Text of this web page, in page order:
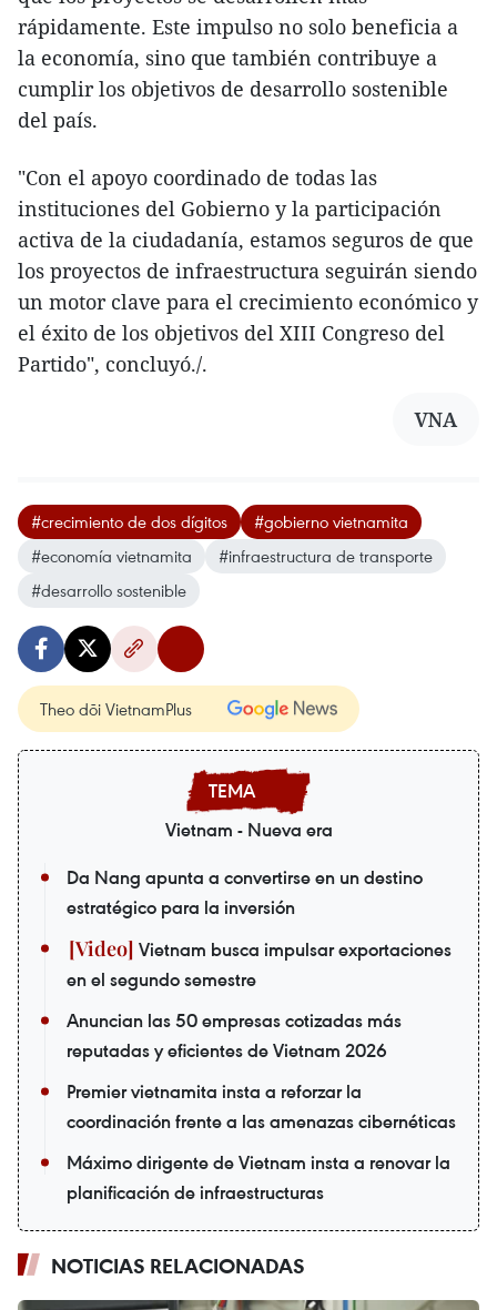
rápidamente. Este impulso no solo beneficia a
la economía, sino que también contribuye a
cumplir los objetivos de desarrollo sostenible
del país.
"Con el apoyo coordinado de todas las
instituciones del Gobierno y la participación
activa de la ciudadanía, estamos seguros de que
los proyectos de infraestructura seguirán siendo
un motor clave para el crecimiento económico y
el éxito de los objetivos del XIII Congreso del
Partido", concluyó./.
VNA
#crecimiento de dos dígitos
#gobierno vietnamita
#economía vietnamita
#infraestructura de transporte
#desarrollo sostenible
Theo dõi VietnamPlus
Vietnam - Nueva era
Da Nang apunta a convertirse en un destino
estratégico para la inversión
Vietnam busca impulsar exportaciones
en el segundo semestre
Anuncian las 50 empresas cotizadas más
reputadas y eficientes de Vietnam 2026
Premier vietnamita insta a reforzar la
coordinación frente a las amenazas cibernéticas
Máximo dirigente de Vietnam insta a renovar la
planificación de infraestructuras
NOTICIAS RELACIONADAS